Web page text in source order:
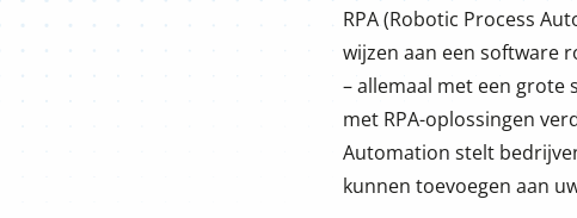
RPA (Robotic Process
wijzen aan een software
– allemaal met een grote
met RPA-oplossingen
Automation stelt
kunnen toevoegen aan